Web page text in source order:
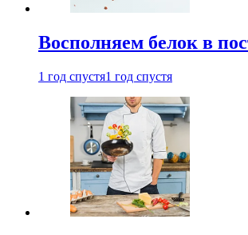
Восполняем белок в
1 год спустя1 год спустя